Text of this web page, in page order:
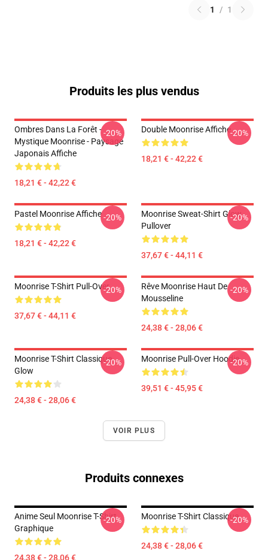
1 / 1
Produits les plus vendus
Ombres Dans La Forêt -
Mystique Moonrise - Paysage
Japonais Affiche
18,21 € - 42,22 €
-20% Double Moonrise Affiche
18,21 € - 42,22 €
-20%
Pastel Moonrise Affiche
18,21 € - 42,22 €
-20%
Moonrise Sweat-Shirt Glow
Pullover
37,67 € - 44,11 €
-20%
Moonrise T-Shirt Pull-Over
37,67 € - 44,11 €
-20%
Rêve Moonrise Haut De
Mousseline
24,38 € - 28,06 €
-20%
Moonrise T-Shirt Classique
Glow
24,38 € - 28,06 €
-20% Moonrise Pull-Over Hoodie
39,51 € - 45,95 €
-20%
VOIR PLUS
Produits connexes
Anime Seul Moonrise T-Shirt
Graphique
24,38 € - 28,06 €
-20% Moonrise T-Shirt Classique
24,38 € - 28,06 €
-20%